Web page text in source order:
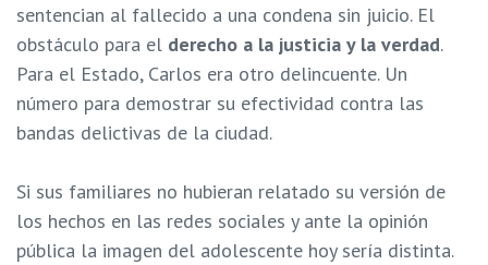
sentencian al fallecido a una condena sin juicio. El
obstáculo para el derecho a la justicia y la verdad.
Para el Estado, Carlos era otro delincuente. Un
número para demostrar su efectividad contra las
bandas delictivas de la ciudad.
Si sus familiares no hubieran relatado su versión de
los hechos en las redes sociales y ante la opinión
pública la imagen del adolescente hoy sería distinta.